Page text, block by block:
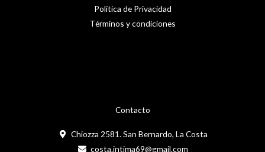
Contacto
Chiozza 2581. San Bernardo, La Costa
costa.intima69@gmail.com
Política de Privacidad
Términos y condiciones